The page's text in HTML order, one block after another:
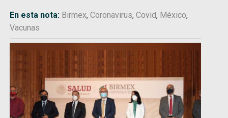
En esta nota: Birmex,Coronavirus,Covid, México,
Vacunas